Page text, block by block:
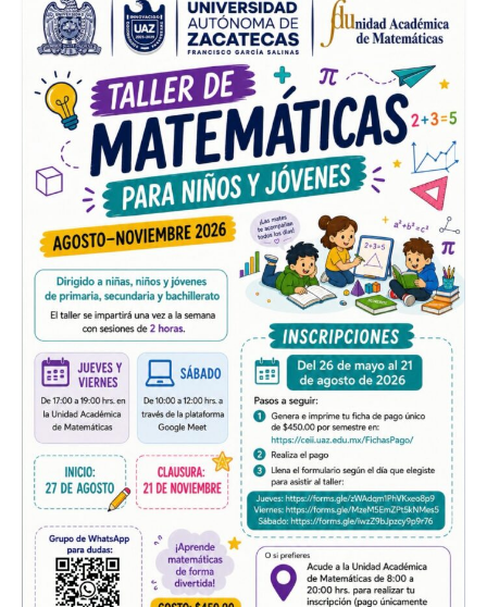
DES Ciencias Básicas
Biblioteca Virtual
Normatividad
Reglamentos
Informes Anuales
Planes de Desarrollo
Bolsa de Trabajo
Sistemas
SIIAF
Interno
Cursos
Licenciaturas
Maestrías
Capacitación Docente